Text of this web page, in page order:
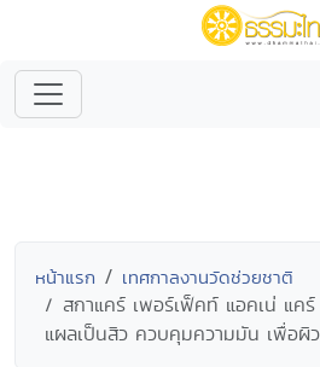
หน้าแรก เทศกาลงานวัดช่วยชาติ
สกาแคร์ เพอร์เฟ็คท์ แอคเน่ แค
แผลเป็นสิว ควบคุมความมัน เพื่อผิ